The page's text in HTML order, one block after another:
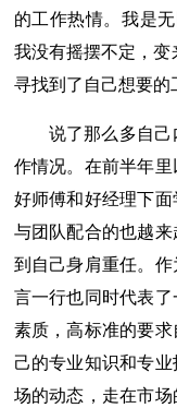
的工作热情。我是
我没有摇摆不定，
寻找到了自己想要的
说了那么多自
作情况。在前半年
好师傅和好经理下面
与团队配合的也越
到自己身肩重任。
言一行也同时代表
素质，高标准的要
己的专业知识和专
场的动态，走在市